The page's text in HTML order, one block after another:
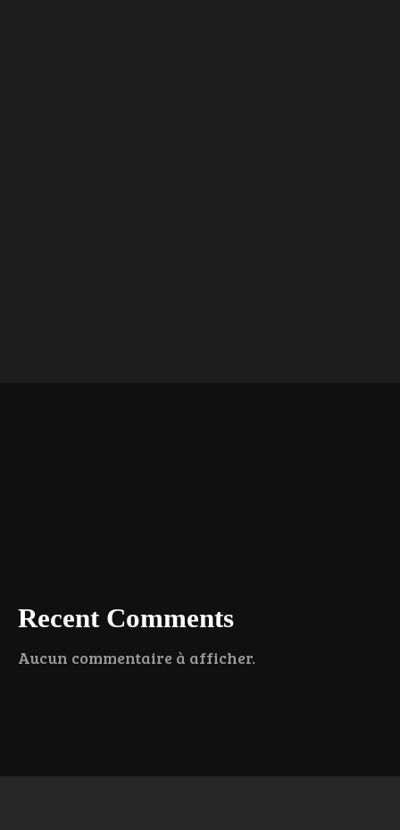
Recent Comments
Aucun commentaire à afficher.